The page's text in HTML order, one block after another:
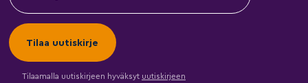
Tilaamalla uutiskirjeen hyväksyt uutiskirjeen